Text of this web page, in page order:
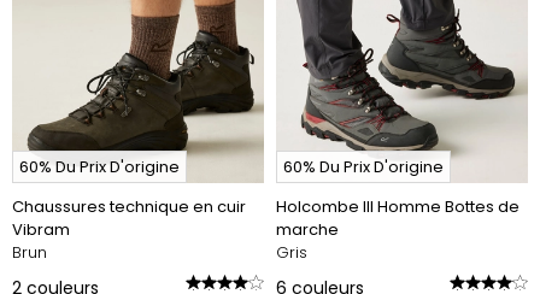
60% Du Prix D'origine
Chaussures technique en cuir
Vibram
Brun
2 couleurs
60% Du Prix D'origine
Holcombe III Homme Bottes de
marche
Gris
6 couleurs